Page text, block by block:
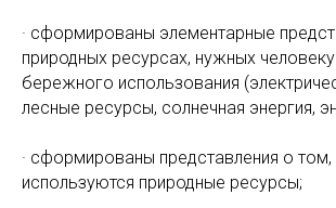
· сформированы элементарные
природных ресурсах, нужных
бережного использования
лесные ресурсы, солнечная энергия,
· сформированы представления о том,
используются природные ресурсы;